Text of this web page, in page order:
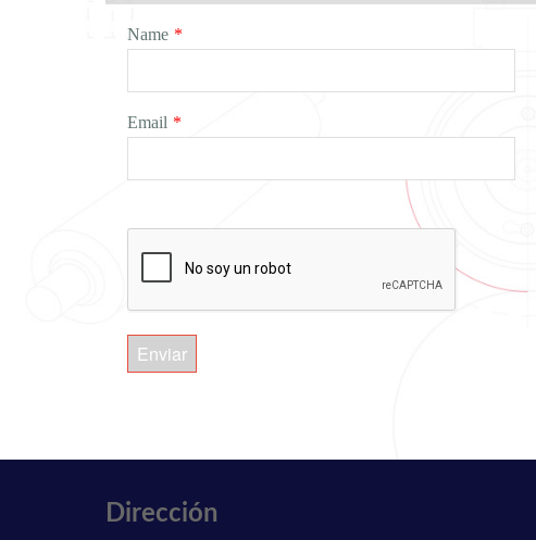
Name *
Email *
Enviar
Dirección